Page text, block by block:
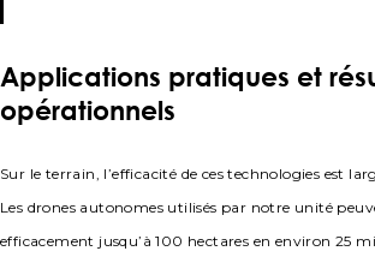
Applications pratiques et
opérationnels
Sur le terrain, l’efficacité de ces technologies est
Les drones autonomes utilisés par notre unité
efficacement jusqu’à 100 hectares en environ 25